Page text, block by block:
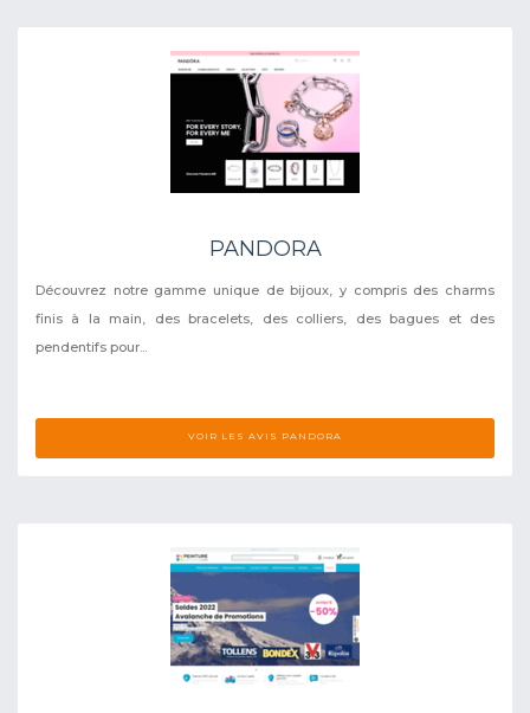
PANDORA
Découvrez notre gamme unique de bijoux, y compris des charms
finis à la main, des bracelets, des colliers, des bagues et des
pendentifs pour...
VOIR LES AVIS PANDORA